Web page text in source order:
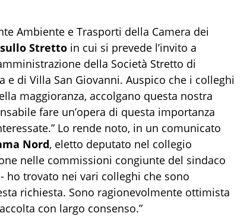
Ambiente e Trasporti della Camera dei
Stretto in cui si prevede l’invito a
della Società Stretto di
di Villa San Giovanni. Auspico che i colleghi
maggioranza, accolgano questa nostra
fare un’opera di questa importanza
Lo rende noto, in un comunicato
Nord, eletto deputato nel collegio
nelle commissioni congiunte del sindaco
ho trovato nei vari colleghi che sono
richiesta. Sono ragionevolmente ottimista
con largo consenso.”